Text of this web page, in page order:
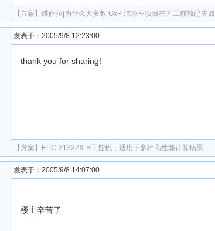
【方案】 维萨拉|为什么大多数 GxP 洁净室项目在开工前就已失败
发表于：2005/9/8 12:23:00
thank you for sharing!
【方案】 EPC-3132ZX-B工控机，适用于多种高性能计算场景
发表于：2005/9/8 14:07:00
楼主辛苦了